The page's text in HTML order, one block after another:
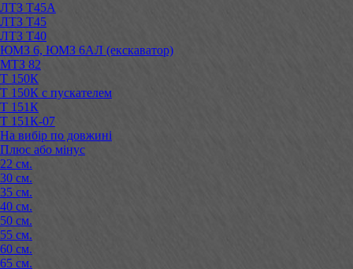
ЛТЗ Т45А
ЛТЗ Т45
ЛТЗ Т40
ЮМЗ 6, ЮМЗ 6АЛ (екскаватор)
МТЗ 82
Т 150К
Т 150К с пускателем
Т 151К
Т 151К-07
На вибір по довжині
Плюс або мінус
22 см.
30 см.
35 см.
40 см.
50 см.
55 см.
60 см.
65 см.